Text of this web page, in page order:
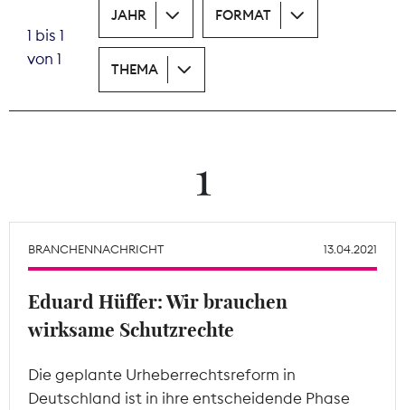
Print
Wächterpreis
Mitgliederbereich
1 bis 1
von 1
JAHR FORMAT
THEMA
1
BRANCHENNACHRICHT 13.04.2021
Eduard Hüffer: Wir brauchen
wirksame Schutzrechte
Die geplante Urheberrechtsreform in
Deutschland ist in ihre entscheidende Phase